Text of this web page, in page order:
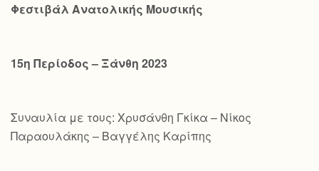
Φεστιβάλ Ανατολικής Μουσικής
15η Περίοδος – Ξάνθη 2023
Συναυλία με τους: Χρυσάνθη Γκίκα – Νίκος
Παραουλάκης – Βαγγέλης Καρίπης